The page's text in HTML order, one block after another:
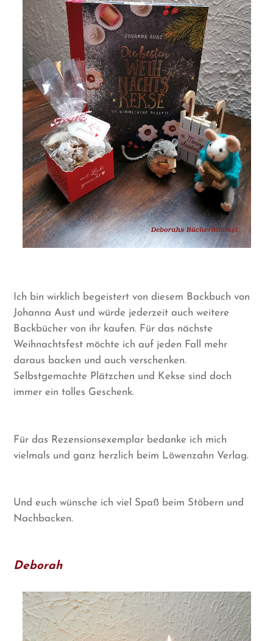
Ich bin wirklich begeistert von diesem Backbuch von
Johanna Aust und würde jederzeit auch weitere
Backbücher von ihr kaufen. Für das nächste
Weihnachtsfest möchte ich auf jeden Fall mehr
daraus backen und auch verschenken.
Selbstgemachte Plätzchen und Kekse sind doch
immer ein tolles Geschenk.
Für das Rezensionsexemplar bedanke ich mich
vielmals und ganz herzlich beim Löwenzahn Verlag.
Und euch wünsche ich viel Spaß beim Stöbern und
Nachbacken.
Deborah